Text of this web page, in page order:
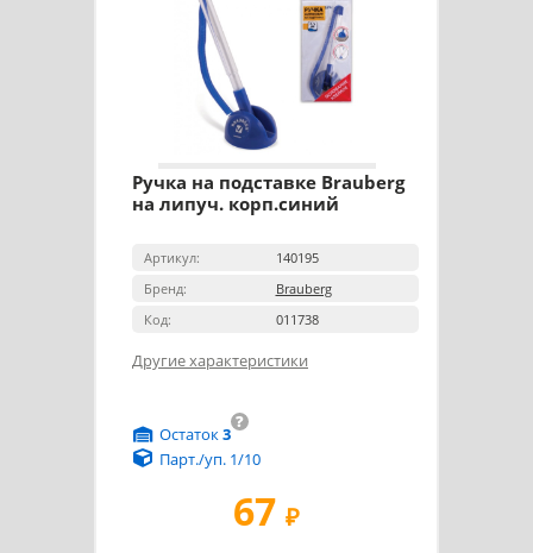
Ручка на подставке Brauberg
на липуч. корп.синий
Артикул:
140195
Бренд:
Brauberg
Код:
011738
Другие характеристики
67 ₽
?
Остаток3
Парт./уп. 1/10